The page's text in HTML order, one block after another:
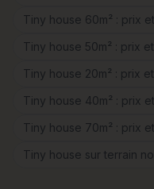
Tiny house 60m² : prix
Tiny house 50m² : prix
Tiny house 20m² : prix
Tiny house 40m² : prix
Tiny house 70m² : prix
Tiny house sur terrain